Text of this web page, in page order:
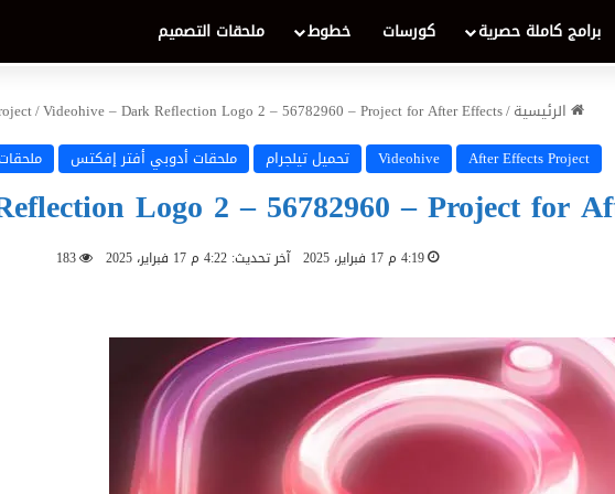
برامج كاملة حصرية كورسات خطوط ملحقات التصميم
الرئيسية/
/Videohive – Dark Reflection Logo 2 – 56782960 – Project for After Effects
After Effects Project
Videohive تحميل تيلجرام ملحقات أدوبي أفتر إفكتس
Logo 2 – 56782960 – Project for
4:19 م 17 فبراير، 2025 آخر تحديث: 4:22 م 17 فبراير، 2025 183